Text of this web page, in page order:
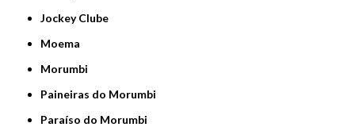
Jockey Clube
Moema
Morumbi
Paineiras do Morumbi
Paraíso do Morumbi